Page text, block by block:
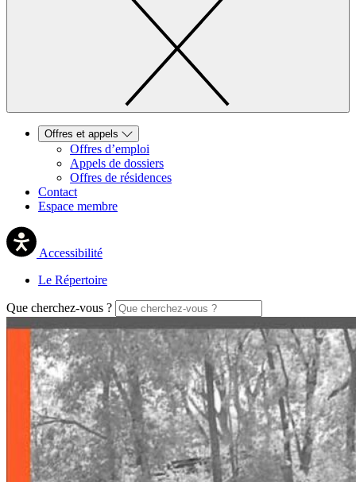
Offres et appels
Offres d’emploi
Appels de dossiers
Offres de résidences
Contact
Espace membre
Accessibilité
Le Répertoire
Que cherchez-vous ?